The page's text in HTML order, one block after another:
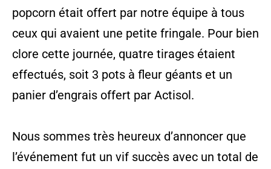
popcorn était offert par notre équipe à tous
ceux qui avaient une petite fringale. Pour bien
clore cette journée, quatre tirages étaient
effectués, soit 3 pots à fleur géants et un
panier d’engrais offert par Actisol.
Nous sommes très heureux d’annoncer que
l’événement fut un vif succès avec un total de